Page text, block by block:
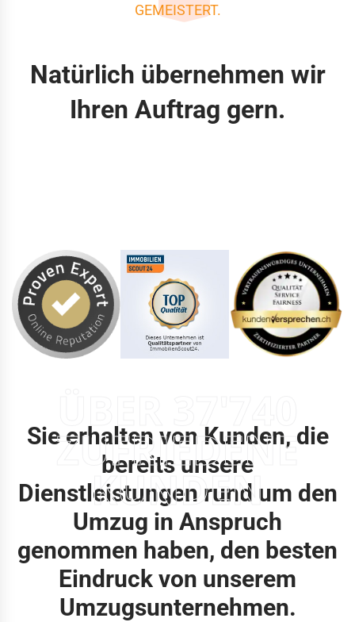
GEMEISTERT.
Natürlich übernehmen wir
Ihren Auftrag gern.
ZUFRIEDENE
KUNDEN
Sie erhalten von Kunden, die
bereits unsere
Dienstleistungen rund um den
Umzug in Anspruch
genommen haben, den besten
Eindruck von unserem
Umzugsunternehmen.